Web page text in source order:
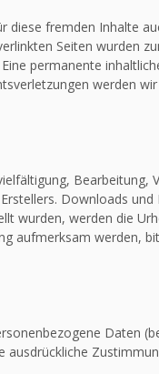
diese fremden Inhalte
Seiten wurden
permanente
werden
Bearbeitung,
Downloads und
wurden, werden die
aufmerksam werden,
Daten
ausdrückliche